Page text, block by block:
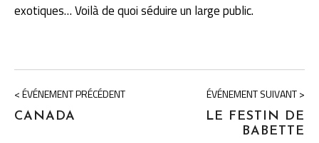
exotiques… Voilà de quoi séduire un large public.
< ÉVÉNEMENT PRÉCÉDENT
CANADA
ÉVÉNEMENT SUIVANT >
LE FESTIN DE
BABETTE